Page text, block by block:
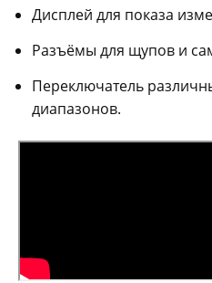
Дисплей для показа
Разъёмы для щупов и
Переключатель
диапазонов.